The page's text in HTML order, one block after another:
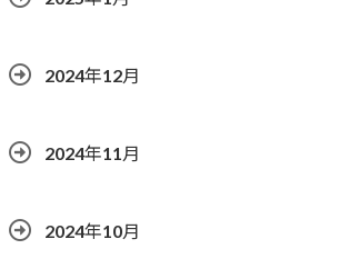
2024年12月
2024年11月
2024年10月